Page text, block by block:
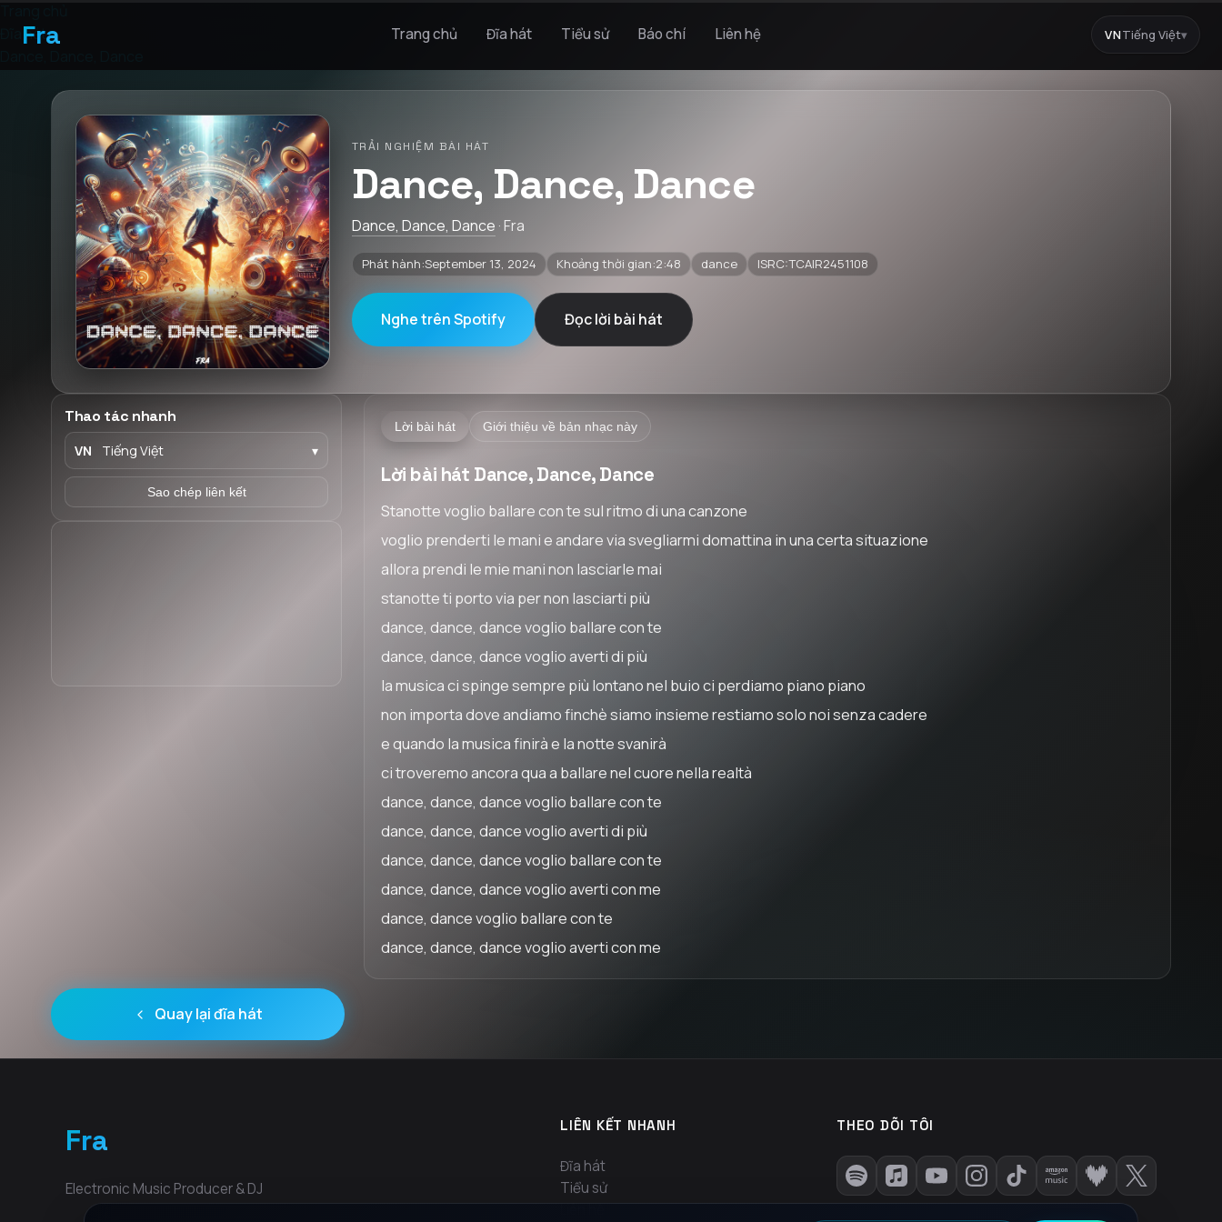
Fra Trang chủ Đĩa hát Tiểu sử Báo chí Liên hệ VNTiếng Việt▾
Đĩa hát
TRẢI NGHIỆM BÀI HÁT
Dance, Dance, Dance
Dance, Dance, Dance · Fra
Phát hành:September 13, 2024 Khoảng thời gian:2:48 dance ISRC:TCAIR2451108
Nghe trên Spotify Đọc lời bài hát
Thao tác nhanh
VN Tiếng Việt ▾
Sao chép liên kết
Lời bài hát Giới thiệu về bản nhạc này
Lời bài hát Dance, Dance, Dance
Stanotte voglio ballare con te sul ritmo di una canzone
voglio prenderti le mani e andare via svegliarmi domattina in una certa situazione
allora prendi le mie mani non lasciarle mai
stanotte ti porto via per non lasciarti più
dance, dance, dance voglio ballare con te
dance, dance, dance voglio averti di più
la musica ci spinge sempre più lontano nel buio ci perdiamo piano piano
non importa dove andiamo finchè siamo insieme restiamo solo noi senza cadere
e quando la musica finirà e la notte svanirà
ci troveremo ancora qua a ballare nel cuore nella realtà
dance, dance, dance voglio ballare con te
dance, dance, dance voglio averti di più
dance, dance, dance voglio ballare con te
dance, dance, dance voglio averti con me
dance, dance voglio ballare con te
dance, dance, dance voglio averti con me
Quay lại đĩa hát
Fra
Electronic Music Producer & DJ
LIÊN KẾT NHANH
Đĩa hát
Tiểu sử
Liên hệ
THEO DÕI TÔI